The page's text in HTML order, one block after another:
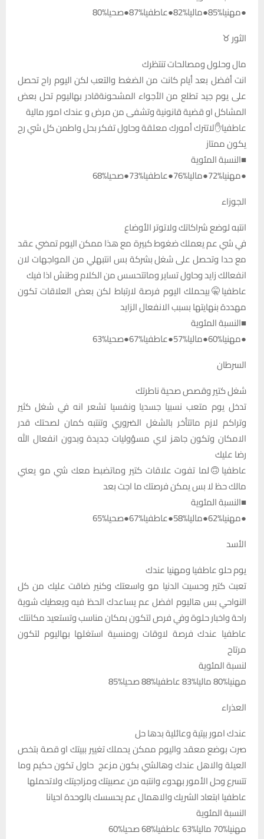
●مهنيا%85●ماليا%82●عاطفيا%87●صحيا%80
الثور ♉
مال وحلول ومصالحات تنتظرك
انت أفضل بعد أيام كانت من الضغط والتعب لكن اليوم راح تحصل
على يوم جيد تطلع من الأجواء المشحونةقادر بهاليوم تحل بعض
المشاكل او قضية قانونية وتشفى من مرض و عندك امور مالية
عاطفيا✋️لاتترك أمورك معلقة وحاول تفكر بحل واطمن كل شي رح
يكون ممتاز
■النسبة المئوية
●مهنيا%72●ماليا%76●عاطفيا%73●صحيا%68
الجوزاء
انتبه لوضع شراكاتك ولاتوتر الأوضاع
في شي عم يعملك ضغوط كبيرة مع هذا ممكن اليوم تمضي عقد
مع حدا وتحصل على شغل بشركة بس انتبهلي من المواجهات لان
انفعالك زايد وحاول تساير وماتتحسس من الكلام وطنش اذا فيك
عاطفيا🤫بيحملك اليوم فرصة لارتباط لكن بعض العلاقات تكون
مهددة بنهايتها بسبب الانفعال الزايد
■النسبة المئوية
●مهنيا%60●ماليا%57●عاطفيا%67●صحيا%63
السرطان
شغل كتير وقصص صحية ناطرتك
تدخل يوم متعب نسبيا جسديا ونفسيا تشعر انه في شغل كثير
وتراكم لازم ماتتأخر بالشغل الضروري وتنتبه كمان لصحتك قدر
الامكان وتكون جاهز لاي مسؤوليات جديدة وبدون انفعال الله
رضا عليك
عاطفيا🙃لما تفوت علاقات كتير وماتضبط معك شي مو يعني
مالك حظ لا بس يمكن فرصتك ما اجت بعد
■النسبة المئوية
●مهنيا%62●ماليا%58●عاطفيا%67●صحيا%65
الأسد
يوم حلو عاطفيا ومهنيا عندك
تعبت كتير وحسيت الدنيا مو واسعتك وكنير ضاقت عليك من كل
النواحي بس هاليوم افضل عم يساعدك الحظ فيه ويعطيك شوية
راحة واخبار حلوة وفي فرص لتكون بمكان مناسب وتستعيد مكانتك
عاطفيا عندك فرصة لاوقات رومنسية استغلها بهاليوم لتكون
مرتاح
لنسبة المئوية
مهنيا%80 ماليا%83 عاطفيا%88 صحيا%85
العذراء
عندك امور بيتية وعائلية بدها حل
صرت بوضع معقد واليوم ممكن يحملك تغيير ببيتك او قصة بتخص
العيلة والاهل عندك وهالشي بكون مزعج حاول تكون حكيم وما
تتسرع وحل الأمور بهدوء وانتبه من عصبيتك ومزاجيتك ولاتحملها
عاطفيا ابتعاد الشريك والاهمال عم يحسسك بالوحدة احيانا
النسبة المئوية
مهنيا%70 ماليا%63 عاطفيا%68 صحيا%60